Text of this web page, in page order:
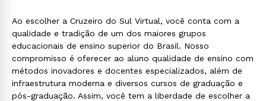
Ao escolher a Cruzeiro do Sul Virtual, você conta com a
qualidade e tradição de um dos maiores grupos
educacionais de ensino superior do Brasil. Nosso
compromisso é oferecer ao aluno qualidade de ensino com
métodos inovadores e docentes especializados, além de
infraestrutura moderna e diversos cursos de graduação e
pós-graduação. Assim, você tem a liberdade de escolher a
Rápido e fácil
WhatsApp
ou